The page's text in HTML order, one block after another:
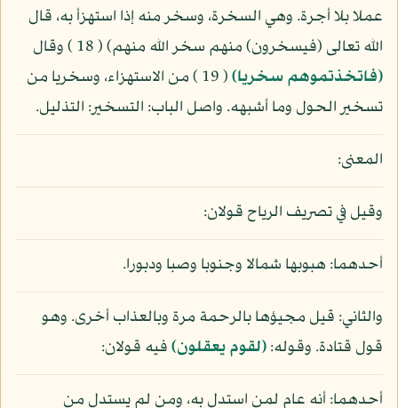
عملا بلا أجرة. وهي السخرة، وسخر منه إذا استهزأ به، قال
الله تعالى (فيسخرون) منهم سخر الله منهم) ( 18 ) وقال
(فاتخذتموهم سخريا)
( 19 ) من الاستهزاء، وسخريا من
تسخير الحول وما أشبهه. واصل الباب: التسخير: التذليل.
المعنى:
وقيل في تصريف الرياح قولان:
أحدهما: هبوبها شمالا وجنوبا وصبا ودبورا.
والثاني: قيل مجيؤها بالرحمة مرة وبالعذاب أخرى. وهو
قول قتادة. وقوله:(لقوم يعقلون)فيه قولان:
أحدهما: أنه عام لمن استدل به، ومن لم يستدل من